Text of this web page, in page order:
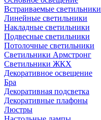
Встраиваемые светильники
Линейные светильники
Накладные светильники
Подвесные светильники
Потолочные светильники
Светильники Армстронг
Светильники ЖКХ
Декоративное освещение
Бра
Декоративная подсветка
Декоративные плафоны
Люстры